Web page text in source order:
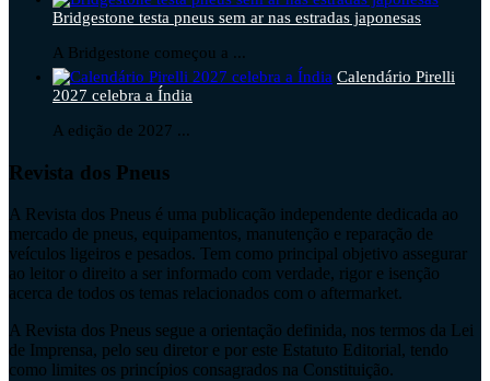
Bridgestone testa pneus sem ar nas estradas japonesas
A Bridgestone começou a ...
Calendário Pirelli
2027 celebra a Índia
A edição de 2027 ...
Revista dos Pneus
A Revista dos Pneus é uma publicação independente dedicada ao
mercado de pneus, equipamentos, manutenção e reparação de
veículos ligeiros e pesados. Tem como principal objetivo assegurar
ao leitor o direito a ser informado com verdade, rigor e isenção
acerca de todos os temas relacionados com o aftermarket.
A Revista dos Pneus segue a orientação definida, nos termos da Lei
de Imprensa, pelo seu diretor e por este Estatuto Editorial, tendo
como limites os princípios consagrados na Constituição.